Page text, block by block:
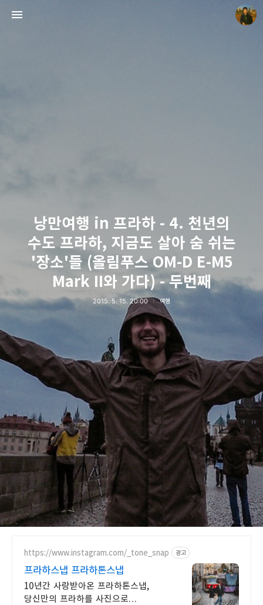
낭만여행 in 프라하 - 4. 천년의
수도 프라하, 지금도 살아 숨 쉬는
'장소'들 (올림푸스 OM-D E-M5
Mark II와 가다) - 두번째
2015. 5. 15. 20:00 여행
https://www.instagram.com/_tone_snap 광고
프라하스냅 프라하톤스냅
10년간 사랑받아온 프라하톤스냅,
당신만의 프라하를 사진으로